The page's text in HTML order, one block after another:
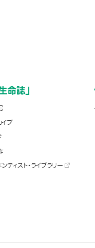
命誌」
イブ
ティスト・ライブラリー